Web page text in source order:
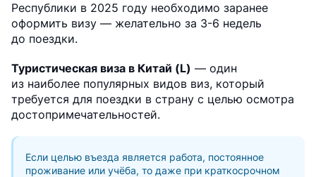
Республики в 2025 году необходимо заранее
оформить визу — желательно за 3-6 недель
до поездки.
Туристическая виза в Китай (L) — один
из наиболее популярных видов виз, который
требуется для поездки в страну с целью осмотра
достопримечательностей.
Если целью въезда является работа, постоянное
проживание или учёба, то даже при краткосрочном